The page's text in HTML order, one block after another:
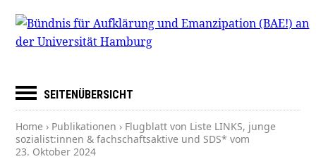
SEITENÜBERSICHT
Home › Publikationen › Flugblatt von Liste LINKS, junge
sozialist:innen & fachschaftsaktive und SDS* vom
23. Oktober 2024